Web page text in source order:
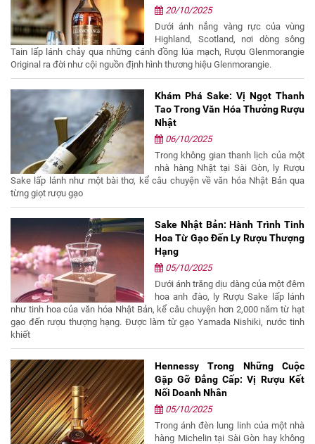
20/10/2025
Dưới ánh nắng vàng rực của vùng
Highland, Scotland, nơi dòng sông
Tain lấp lánh chảy qua những cánh đồng lúa mạch, Rượu Glenmorangie
Original ra đời như cội nguồn định hình thương hiệu Glenmorangie.
Khám Phá Sake: Vị Ngọt Thanh
Tao Trong Văn Hóa Thưởng Rượu
Nhật
06/10/2025
Trong không gian thanh lịch của một
nhà hàng Nhật tại Sài Gòn, ly Rượu
Sake lấp lánh như một bài thơ, kể câu chuyện về văn hóa Nhật Bản qua
từng giọt rượu gạo
Sake Nhật Bản: Hành Trình Tinh
Hoa Từ Gạo Đến Ly Rượu Thượng
Hạng
05/10/2025
Dưới ánh trăng dịu dàng của một đêm
hoa anh đào, ly Rượu Sake lấp lánh
như tinh hoa của văn hóa Nhật Bản, kể câu chuyện hơn 2,000 năm từ hạt
gạo đến rượu thượng hạng. Được làm từ gạo Yamada Nishiki, nước tinh
khiết
Hennessy Trong Những Cuộc
Gặp Gỡ Đẳng Cấp: Vị Rượu Kết
Nối Doanh Nhân
05/10/2025
Trong ánh đèn lung linh của một nhà
hàng Michelin tại Sài Gòn hay không